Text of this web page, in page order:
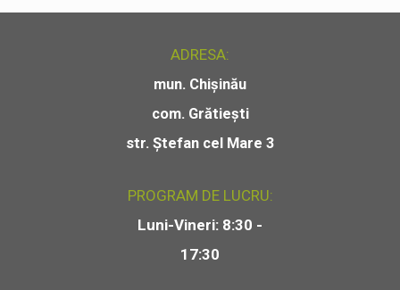
ADRESA:
mun. Chișinău
com. Grătiești
str. Ștefan cel Mare 3
PROGRAM DE LUCRU:
Luni-Vineri: 8:30 -
17:30